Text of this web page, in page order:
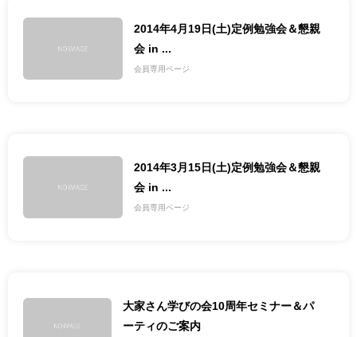
2014年4月19日(土)定例勉強会＆懇親
会 in ...
会員専用ページ
2014年3月15日(土)定例勉強会＆懇親
会 in ...
会員専用ページ
大家さん学びの会10周年セミナー＆パ
ーティのご案内